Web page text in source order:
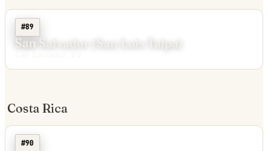
#89
San Salvador (San Luis Talpa)
Costa Rica
#90